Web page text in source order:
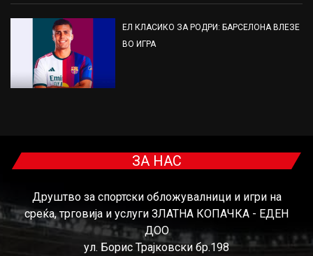
ЕЛ КЛАСИКО ЗА РОДРИ: БАРСЕЛОНА ВЛЕЗЕ
ВО ИГРА
ЗА НАС
Друштво за спортски обложувалници и игри на
среќа, трговија и услуги ЗЛАТНА КОПАЧКА - ЕДЕН
ДОО
ул. Борис Трајковски бр.198